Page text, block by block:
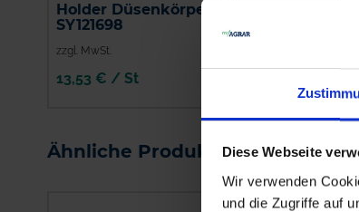
Diese Webseite
Wir verwenden
und die Zugriffe auf
Holder Düsenkörper
SY121698
zzgl. MwSt.
13,53 € / St
Ähnliche Produkte